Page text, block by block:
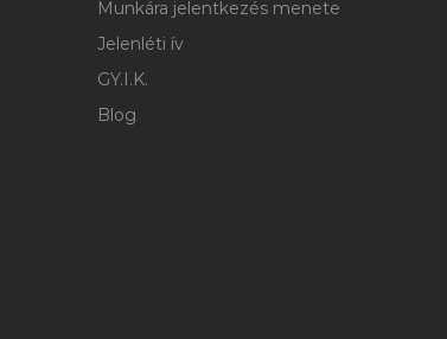
Munkára jelentkezés menete
Jelenléti ív
GY.I.K.
Blog